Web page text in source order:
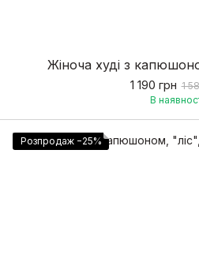
1 190 грн 1
В
Розпродаж −25%